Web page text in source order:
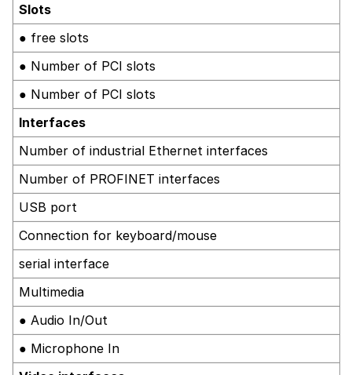
Slots
● free slots
● Number of PCI slots
● Number of PCI slots
Interfaces
Number of industrial Ethernet interfaces
Number of PROFINET interfaces
USB port
Connection for keyboard/mouse
serial interface
Multimedia
● Audio In/Out
● Microphone In